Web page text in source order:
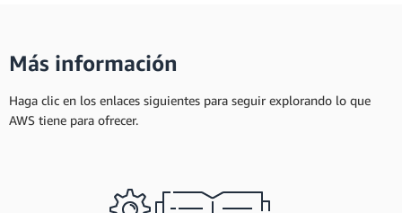
Más información
Haga clic en los enlaces siguientes para seguir explorando lo que
AWS tiene para ofrecer.